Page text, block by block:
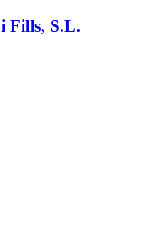
Fills, S.L.